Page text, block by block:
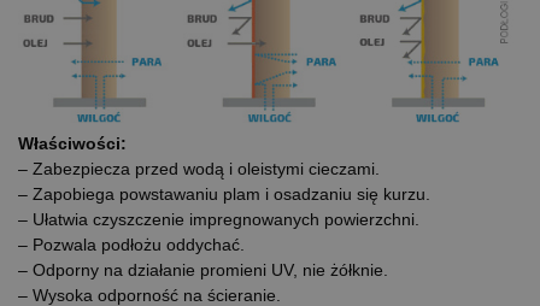
Właściwości:
– Zabezpiecza przed wodą i oleistymi cieczami.
– Zapobiega powstawaniu plam i osadzaniu się kurzu.
– Ułatwia czyszczenie impregnowanych powierzchni.
– Pozwala podłożu oddychać.
– Odporny na działanie promieni UV, nie żółknie.
– Wysoka odporność na ścieranie.